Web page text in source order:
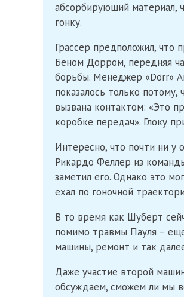
абсорбирующий материал,
гонку.
Грассер предположил, что
Беном Дорром, передняя
борьбы. Менеджер «Dörr»
показалось только
вызвана контактом: «Это
коробке передач». Глоку
Интересно, что почти ни у
Рикардо Феллер из
заметил его. Однако это
ехал по гоночной
В то время как Шуберт
помимо травмы Пауля –
машины, ремонт и так
Даже участие второй
обсуждаем, сможем ли мы